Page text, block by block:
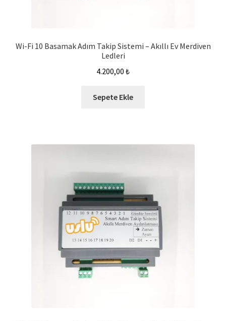
Wi-Fi 10 Basamak Adım Takip Sistemi – Akıllı Ev Merdiven
Ledleri
4.200,00 ₺
Sepete Ekle